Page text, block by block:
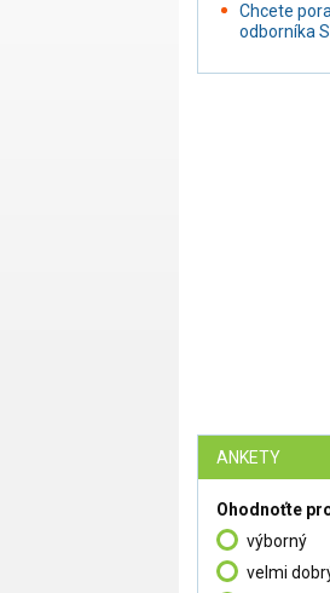
Chcete
odborníka
ANKETY
Ohodnoťte
výborný
velmi